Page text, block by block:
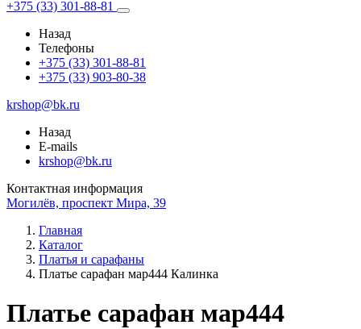
+375 (33) 301-88-81
Назад
Телефоны
+375 (33) 301-88-81
+375 (33) 903-80-38
krshop@bk.ru
Назад
E-mails
krshop@bk.ru
Контактная информация
Могилёв, проспект Мира, 39
Главная
Каталог
Платья и сарафаны
Платье сарафан мар444 Калинка
Платье сарафан мар444